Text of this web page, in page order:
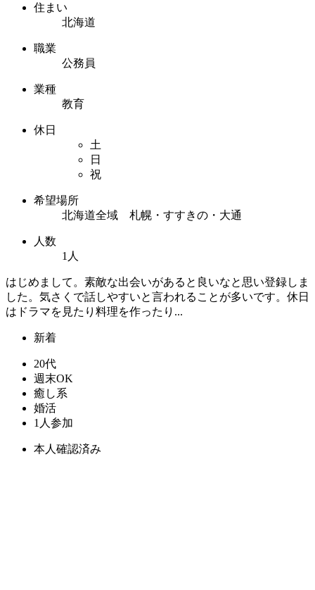
住まい
北海道
職業
公務員
業種
教育
休日
土
日
祝
希望場所
北海道全域 札幌・すすきの・大通
人数
1人
はじめまして。素敵な出会いがあると良いなと思い登録しま
した。気さくで話しやすいと言われることが多いです。休日
はドラマを見たり料理を作ったり...
新着
20代
週末OK
癒し系
婚活
1人参加
本人確認済み